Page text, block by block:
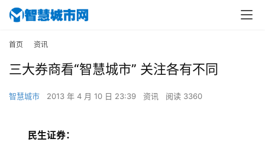
首页 资讯
三大券商看“智慧城市” 关注各有不同
智慧城市 2013 年 4 月 10 日 23:39 资讯 阅读 3360
民生证券：